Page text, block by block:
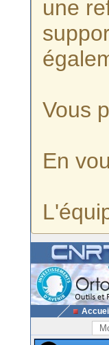
une
Vous
En
Accueil